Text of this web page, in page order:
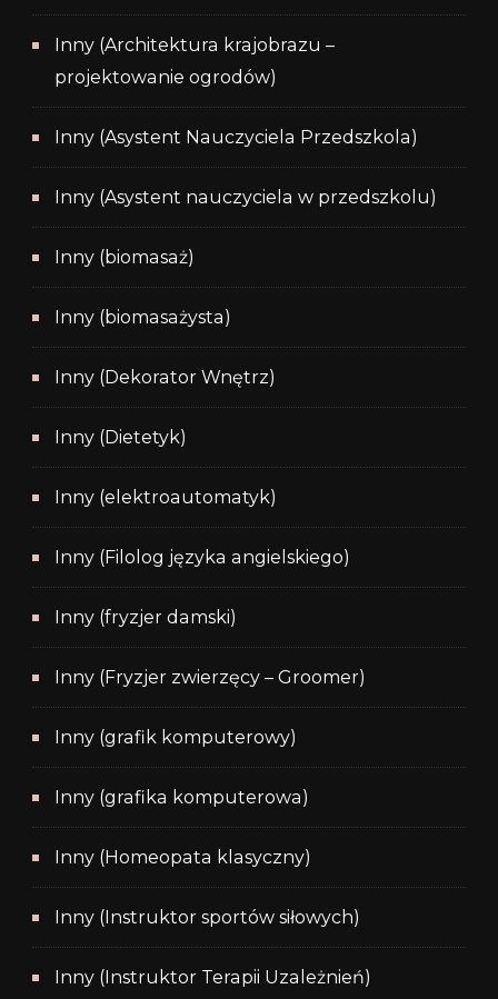
Inny (Architektura krajobrazu –
projektowanie ogrodów)
Inny (Asystent Nauczyciela Przedszkola)
Inny (Asystent nauczyciela w przedszkolu)
Inny (biomasaż)
Inny (biomasażysta)
Inny (Dekorator Wnętrz)
Inny (Dietetyk)
Inny (elektroautomatyk)
Inny (Filolog języka angielskiego)
Inny (fryzjer damski)
Inny (Fryzjer zwierzęcy – Groomer)
Inny (grafik komputerowy)
Inny (grafika komputerowa)
Inny (Homeopata klasyczny)
Inny (Instruktor sportów siłowych)
Inny (Instruktor Terapii Uzależnień)